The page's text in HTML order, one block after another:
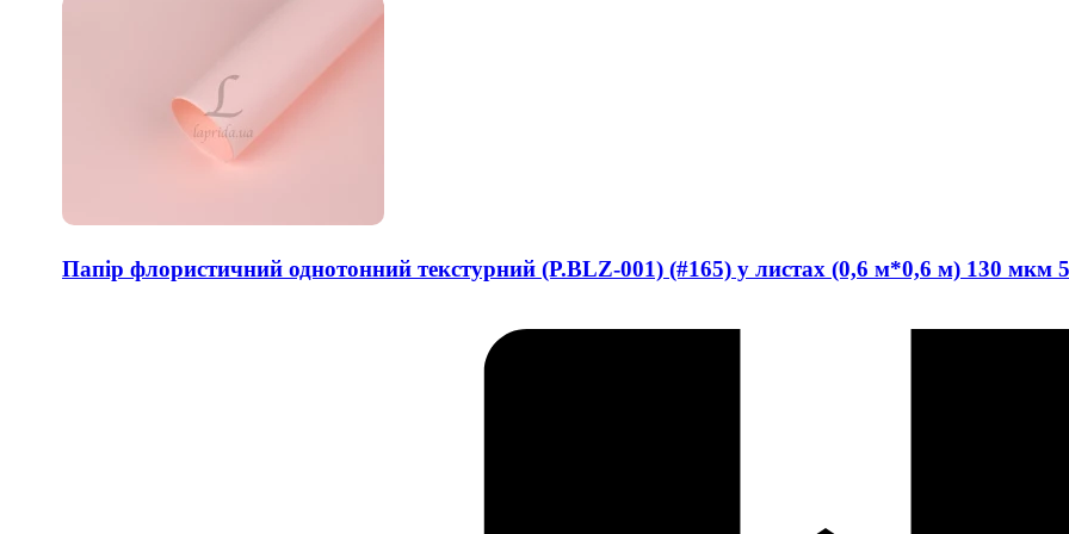
Папір флористичний однотонний текстурний (P.BLZ-001) (#165) у листах (0,6 м*0,6 м) 130 мкм